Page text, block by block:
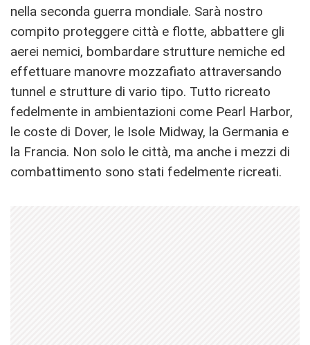
nella seconda guerra mondiale. Sarà nostro
compito proteggere città e flotte, abbattere gli
aerei nemici, bombardare strutture nemiche ed
effettuare manovre mozzafiato attraversando
tunnel e strutture di vario tipo. Tutto ricreato
fedelmente in ambientazioni come Pearl Harbor,
le coste di Dover, le Isole Midway, la Germania e
la Francia. Non solo le città, ma anche i mezzi di
combattimento sono stati fedelmente ricreati.